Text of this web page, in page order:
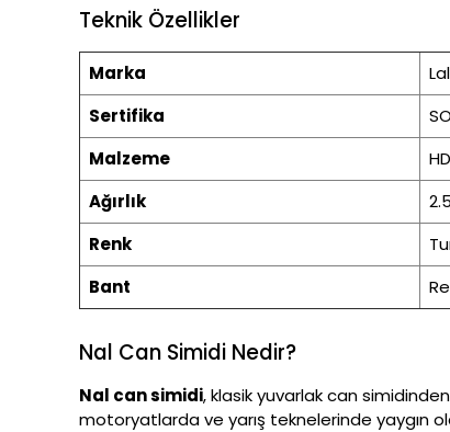
Teknik Özellikler
Marka
Sertifika
Malzeme
Ağırlık
Renk
Bant
Nal Can Simidi Nedir?
Nal can simidi, klasik yuvarlak can
motoryatlarda ve yarış teknelerinde yaygın